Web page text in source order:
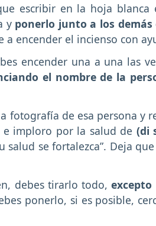
escribir en la hoja
y ponerlo junto a los
a encender el incienso con
encender una a una las
el nombre de la
fotografía de esa persona y
e imploro por la salud de (di
salud se fortalezca”. Deja
debes tirarlo todo,
ponerlo, si es posible,